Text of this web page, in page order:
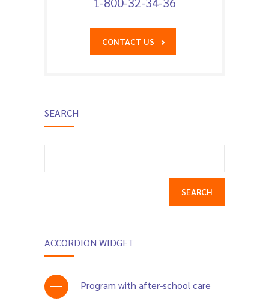
CONTACT US
SEARCH
ACCORDION WIDGET
Program with after-school care